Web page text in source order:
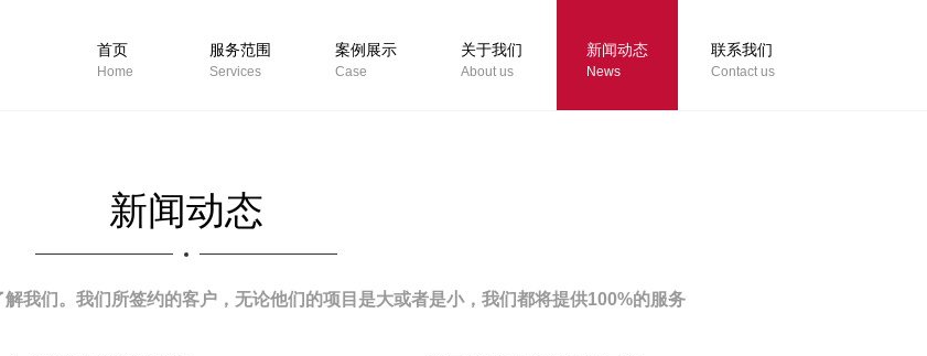
首页
Home
服务范围
Services
案例展示
Case
关于我们
About us
新闻动态
News
联系我们
Contact us
新闻动态
我们。我们所签约的客户，无论他们的项目是大或者是小，我们都将提供100%的服务